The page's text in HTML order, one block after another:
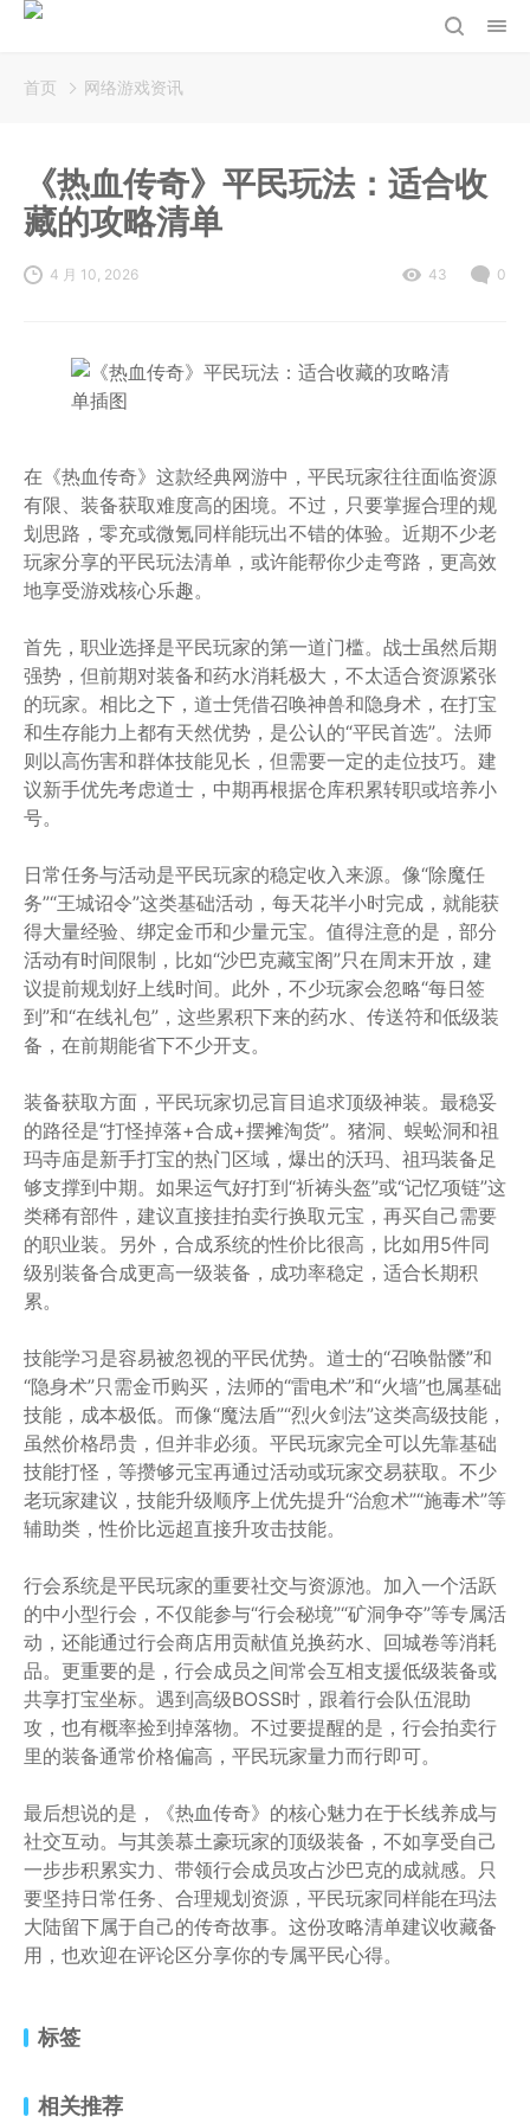
首页 网络游戏资讯
《热血传奇》平民玩法：适合收
藏的攻略清单
4 月 10, 2026 43 0
在《热血传奇》这款经典网游中，平民玩家往往面临资源
有限、装备获取难度高的困境。不过，只要掌握合理的规
划思路，零充或微氪同样能玩出不错的体验。近期不少老
玩家分享的平民玩法清单，或许能帮你少走弯路，更高效
地享受游戏核心乐趣。
首先，职业选择是平民玩家的第一道门槛。战士虽然后期
强势，但前期对装备和药水消耗极大，不太适合资源紧张
的玩家。相比之下，道士凭借召唤神兽和隐身术，在打宝
和生存能力上都有天然优势，是公认的“平民首选”。法师
则以高伤害和群体技能见长，但需要一定的走位技巧。建
议新手优先考虑道士，中期再根据仓库积累转职或培养小
号。
日常任务与活动是平民玩家的稳定收入来源。像“除魔任
务”“王城诏令”这类基础活动，每天花半小时完成，就能获
得大量经验、绑定金币和少量元宝。值得注意的是，部分
活动有时间限制，比如“沙巴克藏宝阁”只在周末开放，建
议提前规划好上线时间。此外，不少玩家会忽略“每日签
到”和“在线礼包”，这些累积下来的药水、传送符和低级装
备，在前期能省下不少开支。
装备获取方面，平民玩家切忌盲目追求顶级神装。最稳妥
的路径是“打怪掉落+合成+摆摊淘货”。猪洞、蜈蚣洞和祖
玛寺庙是新手打宝的热门区域，爆出的沃玛、祖玛装备足
够支撑到中期。如果运气好打到“祈祷头盔”或“记忆项链”这
类稀有部件，建议直接挂拍卖行换取元宝，再买自己需要
的职业装。另外，合成系统的性价比很高，比如用5件同
级别装备合成更高一级装备，成功率稳定，适合长期积
累。
技能学习是容易被忽视的平民优势。道士的“召唤骷髅”和
“隐身术”只需金币购买，法师的“雷电术”和“火墙”也属基础
技能，成本极低。而像“魔法盾”“烈火剑法”这类高级技能，
虽然价格昂贵，但并非必须。平民玩家完全可以先靠基础
技能打怪，等攒够元宝再通过活动或玩家交易获取。不少
老玩家建议，技能升级顺序上优先提升“治愈术”“施毒术”等
辅助类，性价比远超直接升攻击技能。
行会系统是平民玩家的重要社交与资源池。加入一个活跃
的中小型行会，不仅能参与“行会秘境”“矿洞争夺”等专属活
动，还能通过行会商店用贡献值兑换药水、回城卷等消耗
品。更重要的是，行会成员之间常会互相支援低级装备或
共享打宝坐标。遇到高级BOSS时，跟着行会队伍混助
攻，也有概率捡到掉落物。不过要提醒的是，行会拍卖行
里的装备通常价格偏高，平民玩家量力而行即可。
最后想说的是，《热血传奇》的核心魅力在于长线养成与
社交互动。与其羡慕土豪玩家的顶级装备，不如享受自己
一步步积累实力、带领行会成员攻占沙巴克的成就感。只
要坚持日常任务、合理规划资源，平民玩家同样能在玛法
大陆留下属于自己的传奇故事。这份攻略清单建议收藏备
用，也欢迎在评论区分享你的专属平民心得。
标签
相关推荐